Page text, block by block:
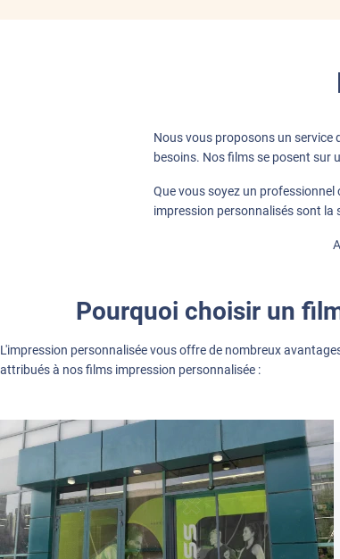
Nous vous proposons un service
besoins. Nos films se posent sur
Que vous soyez un
impression personnalisés sont la
Pourquoi choisir un
L'impression personnalisée vous offre de nombreux
attribués à nos films impression personnalisée :